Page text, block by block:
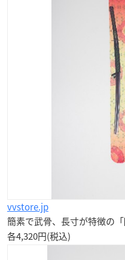
vvstore.jp
簡素で武骨、長寸が特徴の「
各4,320円(税込)